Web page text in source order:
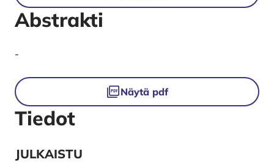
Abstrakti
-
Tiedostot
Näytä pdf
Tiedot
JULKAISTU